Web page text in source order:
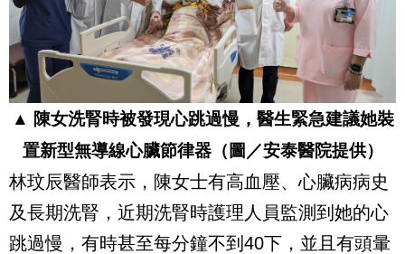
▲ 陳女洗腎時被發現心跳過慢，醫生緊急建議她裝
置新型無導線心臟節律器（圖／安泰醫院提供）
林玟辰醫師表示，陳女士有高血壓、心臟病病史
及長期洗腎，近期洗腎時護理人員監測到她的心
跳過慢，有時甚至每分鐘不到40下，並且有頭暈